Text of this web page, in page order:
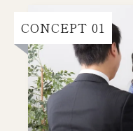
CONCEPT 01